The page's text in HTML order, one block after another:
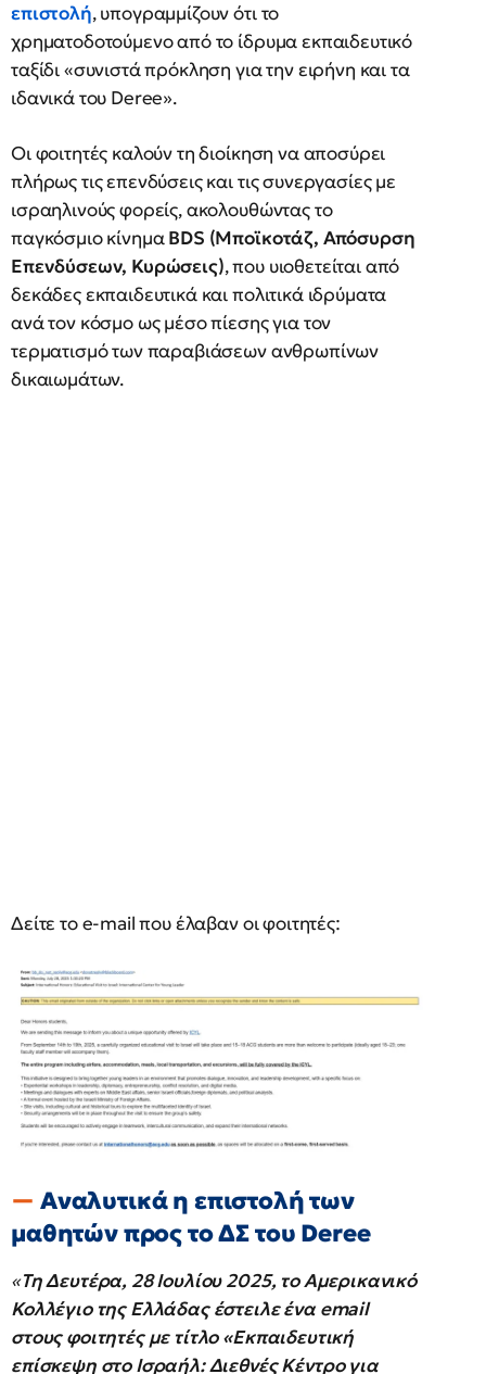
επιστολή, υπογραμμίζουν ότι το
χρηματοδοτούμενο από το ίδρυμα εκπαιδευτικό
ταξίδι «συνιστά πρόκληση για την ειρήνη και τα
ιδανικά του Deree».
Οι φοιτητές καλούν τη διοίκηση να αποσύρει
πλήρως τις επενδύσεις και τις συνεργασίες με
ισραηλινούς φορείς, ακολουθώντας το
παγκόσμιο κίνημαBDS (Μποϊκοτάζ, Απόσυρση
Επενδύσεων, Κυρώσεις), που υιοθετείται από
δεκάδες εκπαιδευτικά και πολιτικά ιδρύματα
ανά τον κόσμο ως μέσο πίεσης για τον
τερματισμό των παραβιάσεων ανθρωπίνων
δικαιωμάτων.
Δείτε το e-mail που έλαβαν οι φοιτητές:
Αναλυτικά η επιστολή των
μαθητών προς το ΔΣ του Deree
«Τη Δευτέρα, 28 Ιουλίου 2025, το Αμερικανικό
Κολλέγιο της Ελλάδας έστειλε ένα email
στους φοιτητές με τίτλο «Εκπαιδευτική
επίσκεψη στο Ισραήλ: Διεθνές Κέντρο για